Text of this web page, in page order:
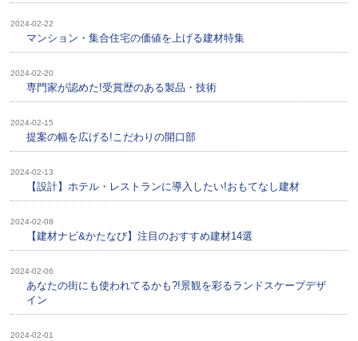
2024-02-22
マンション・集合住宅の価値を上げる建材特集
2024-02-20
専門家が認めた!受賞歴のある製品・技術
2024-02-15
提案の幅を広げる!こだわりの開口部
2024-02-13
【設計】ホテル・レストランに導入したい!おもてなし建材
2024-02-08
【建材ナビ&かたなび】注目のおすすめ建材14選
2024-02-06
あなたの街にも使われてるかも?!景観を彩るランドスケープデザ
イン
2024-02-01